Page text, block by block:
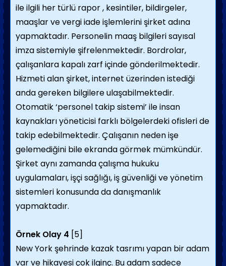
ile ilgili her türlü rapor , kesintiler, bildirgeler,
maaşlar ve vergi iade işlemlerini şirket adına
yapmaktadır. Personelin maaş bilgileri sayısal
imza sistemiyle şifrelenmektedir. Bordrolar,
çalışanlara kapalı zarf içinde gönderilmektedir.
Hizmeti alan şirket, internet üzerinden istediği
anda gereken bilgilere ulaşabilmektedir.
Otomatik ‘personel takip sistemi’ ile insan
kaynakları yöneticisi farklı bölgelerdeki ofisleri de
takip edebilmektedir. Çalışanın neden işe
gelemediğini bile ekranda görmek mümkündür.
Şirket aynı zamanda çalışma hukuku
uygulamaları, işçi sağlığı, iş güvenliği ve yönetim
sistemleri konusunda da danışmanlık
yapmaktadır.
Örnek Olay 4 [5]
New York şehrinde kazak tasrımı yapan bir adam
var ve hikayesi çok ilginç. Bu adam sadece